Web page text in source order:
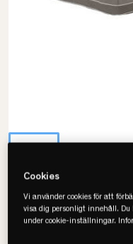
Carpe Diem
Luxury
Cookies
Vi använder cookies för att
visa dig personligt innehåll.
under cookie-inställningar.